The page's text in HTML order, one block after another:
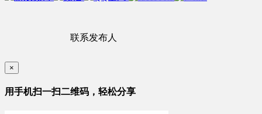
联系发布人
×
用手机扫一扫二维码，轻松分享